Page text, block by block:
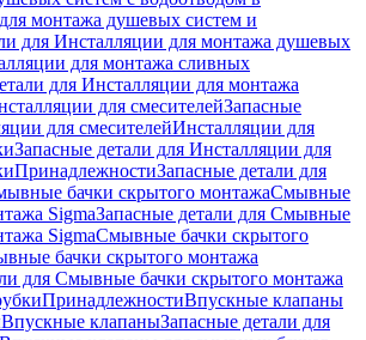
монтажа душевых систем и
для Инсталляции для монтажа душевых
для монтажа сливных
для Инсталляции для монтажа
для смесителейЗапасные
для смесителейИнсталляции для
Запасные детали для Инсталляции для
ПринадлежностиЗапасные детали для
бачки скрытого монтажаСмывные
SigmaЗапасные детали для Смывные
SigmaСмывные бачки скрытого
бачки скрытого монтажа
для Смывные бачки скрытого монтажа
ПринадлежностиВпускные клапаны
Впускные клапаныЗапасные детали для